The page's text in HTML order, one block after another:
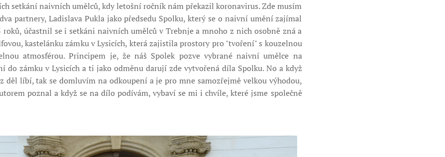
setkání naivních umělců, kdy letošní ročník nám překazil koronavirus. Zde musím
partnery, Ladislava Pukla jako předsedu Spolku, který se o naivní umění zajímal
účastnil se i setkáni naivních umělců v Trebnje a mnoho z nich osobně zná a
kastelánku zámku v Lysicích, která zajistila prostory pro "tvoření" s kouzelnou
atmosférou. Principem je, že náš Spolek pozve vybrané naivní umělce na
do zámku v Lysicích a ti jako odměnu darují zde vytvořená díla Spolku. No a když
děl líbí, tak se domluvím na odkoupení a je pro mne samozřejmě velkou výhodou,
poznal a když se na dílo podívám, vybaví se mi i chvíle, které jsme společně